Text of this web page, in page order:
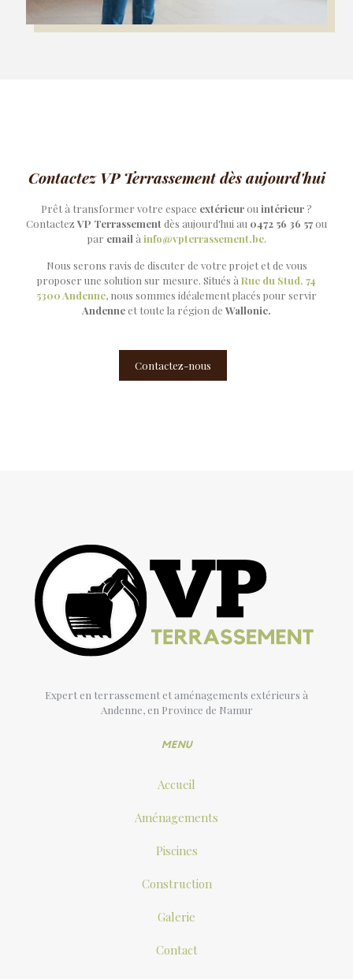
Contactez VP Terrassement dès aujourd'hui
Prêt à transformer votre espace extérieurou intérieur ?
Contactez VP Terrassement dès aujourd'hui au 0472 56 36 57ou
par email à info@vpterrassement.be.
Nous serons ravis de discuter de votre projet et de vous
proposer une solution sur mesure. Situés à Rue du Stud, 74
5300 Andenne, nous sommes idéalement placés pour servir
Andenneet toute la région de Wallonie.
Contactez-nous
Expert en terrassement et aménagements extérieurs à
Andenne, en Province de Namur
MENU
Accueil
Aménagements
Piscines
Construction
Galerie
Contact